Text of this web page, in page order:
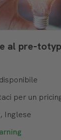
al pre-
per un
Inglese